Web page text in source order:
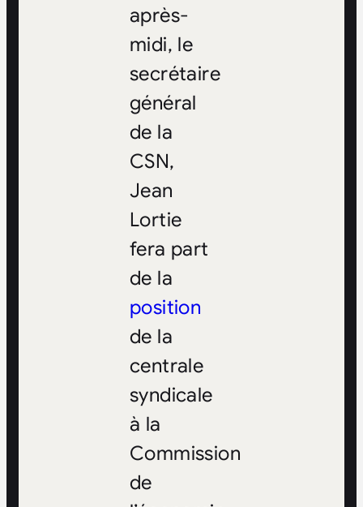
après-
midi, le
secrétaire
général
de la
CSN,
Jean
Lortie
fera part
de la
position
de la
centrale
syndicale
à la
Commission
de